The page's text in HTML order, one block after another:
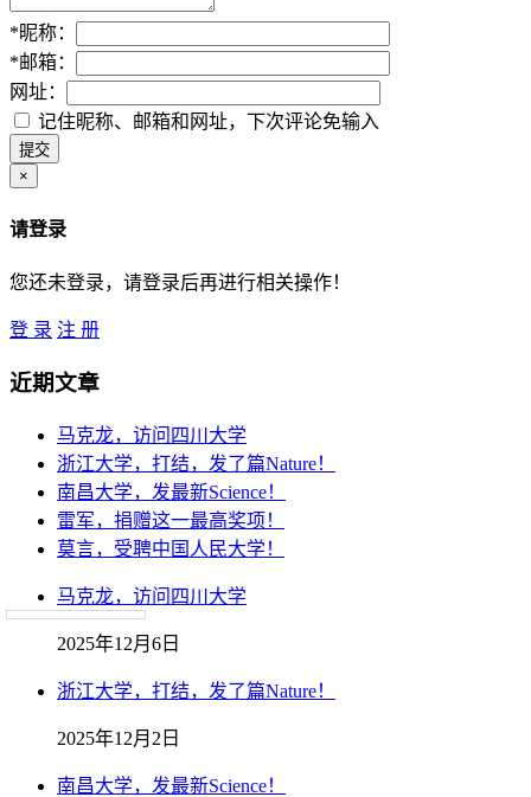
*昵称：
*邮箱：
网址：
记住昵称、邮箱和网址，下次评论免输入
×
请登录
您还未登录，请登录后再进行相关操作！
登 录 注 册
近期文章
马克龙，访问四川大学
浙江大学，打结，发了篇Nature！
南昌大学，发最新Science！
雷军，捐赠这一最高奖项！
莫言，受聘中国人民大学！
马克龙，访问四川大学
2025年12月6日
浙江大学，打结，发了篇Nature！
2025年12月2日
南昌大学，发最新Science！